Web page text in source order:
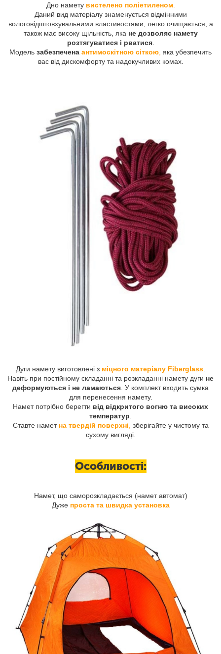
Дно намету вистелено поліетиленом.
Даний вид матеріалу знаменується відмінними
вологовідштовхувальними властивостями, легко очищається, а
також має високу щільність, яка не дозволяє намету
розтягуватися і рватися.
Модель забезпечена антимоскітною сіткою, яка убезпечить
вас від дискомфорту та надокучливих комах.
Дуги намету виготовлені з міцного матеріалу Fiberglass
Навіть при постійному складанні та розкладанні намету дуги не
деформуються і не ламаються . У комплект входить сумка
для перенесення намету.
Намет потрібно берегти від відкритого вогню та високих
температур
Ставте намет на твердій поверхні зберігайте у чистому та
сухому вигляді.
Особливості:
Намет, що саморозкладається (намет автомат)
Дуже проста та швидка установка